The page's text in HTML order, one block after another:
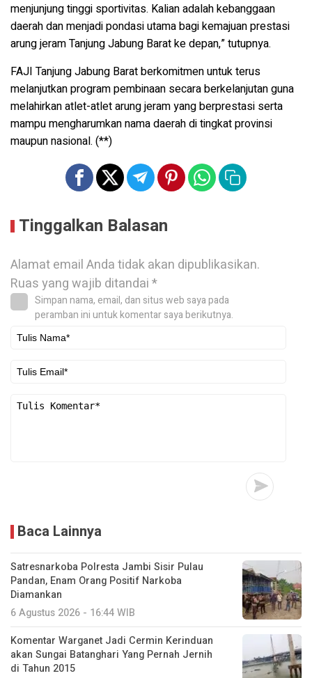
menjunjung tinggi sportivitas. Kalian adalah kebanggaan
daerah dan menjadi pondasi utama bagi kemajuan prestasi
arung jeram Tanjung Jabung Barat ke depan,” tutupnya.
FAJI Tanjung Jabung Barat berkomitmen untuk terus
melanjutkan program pembinaan secara berkelanjutan guna
melahirkan atlet-atlet arung jeram yang berprestasi serta
mampu mengharumkan nama daerah di tingkat provinsi
maupun nasional. (**)
Tinggalkan Balasan
Alamat email Anda tidak akan dipublikasikan.
Ruas yang wajib ditandai*
Simpan nama, email, dan situs web saya pada
peramban ini untuk komentar saya berikutnya.
Baca Lainnya
Satresnarkoba Polresta Jambi Sisir Pulau
Pandan, Enam Orang Positif Narkoba
Diamankan
6 Agustus 2026 - 16:44 WIB
Komentar Warganet Jadi Cermin Kerinduan
akan Sungai Batanghari Yang Pernah Jernih
di Tahun 2015